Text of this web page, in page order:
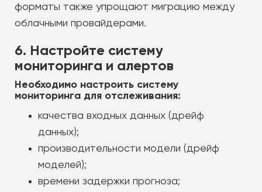
форматы также упрощают миграцию между
облачными провайдерами.
6. Настройте систему
мониторинга и алертов
Необходимо настроить систему
мониторинга для отслеживания:
качества входных данных (дрейф
данных);
производительности модели (дрейф
моделей);
времени задержки прогноза;